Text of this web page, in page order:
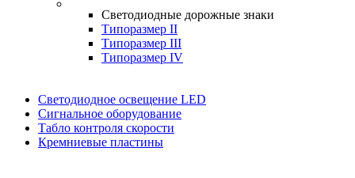
Светодиодные дорожные знаки
Типоразмер II
Типоразмер III
Типоразмер IV
Светодиодное освещение LED
Сигнальное оборудование
Табло контроля скорости
Кремниевые пластины